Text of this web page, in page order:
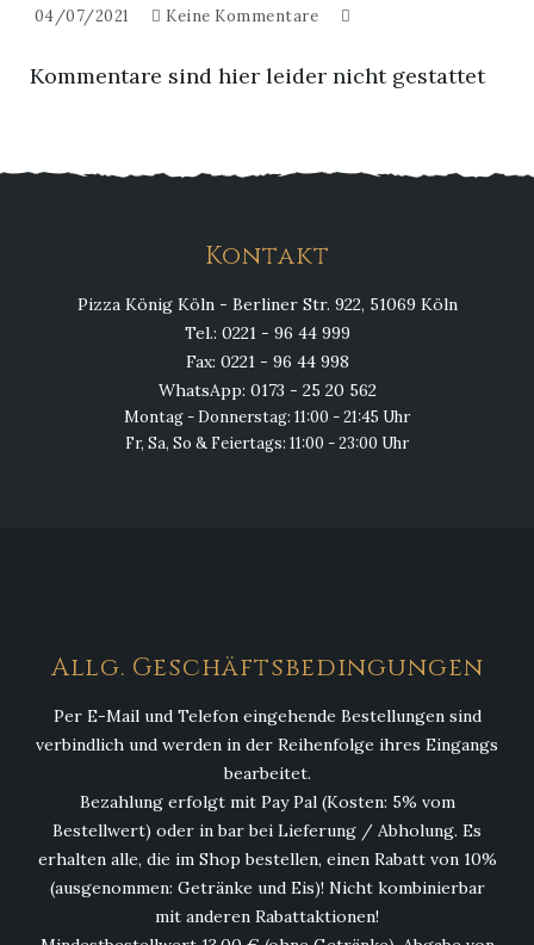
04/07/2021 Keine Kommentare
Kommentare sind hier leider nicht gestattet
Kontakt
Pizza König Köln - Berliner Str. 922, 51069 Köln
Tel.: 0221 - 96 44 999
Fax: 0221 - 96 44 998
WhatsApp: 0173 - 25 20 562
Montag - Donnerstag: 11:00 - 21:45 Uhr
Fr, Sa, So & Feiertags: 11:00 - 23:00 Uhr
Allg. Geschäftsbedingungen
Per E-Mail und Telefon eingehende Bestellungen sind
verbindlich und werden in der Reihenfolge ihres Eingangs
bearbeitet.
Bezahlung erfolgt mit Pay Pal (Kosten: 5% vom
Bestellwert) oder in bar bei Lieferung / Abholung. Es
erhalten alle, die im Shop bestellen, einen Rabatt von 10%
(ausgenommen: Getränke und Eis)! Nicht kombinierbar
mit anderen Rabattaktionen!